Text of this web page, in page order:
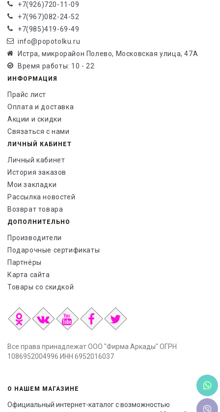
+7(926)720-11-09
+7(967)082-24-52
+7(985)419-69-49
info@popotolku.ru
Истра, микрорайон Полево, Московская улица, 47А
Время работы: 10 - 22
ИНФОРМАЦИЯ
Прайс лист
Оплата и доставка
Акции и скидки
Связаться с нами
ЛИЧНЫЙ КАБИНЕТ
Личный кабинет
История заказов
Мои закладки
Рассылка новостей
Возврат товара
ДОПОЛНИТЕЛЬНО
Производители
Подарочные сертификаты
Партнёры
Карта сайта
Товары со скидкой
Все права принадлежат ООО "Фирма Аркады" ОГРН
1086952004996 ИНН 6952016037
О НАШЕМ МАГАЗИНЕ
Официальный интернет-каталог с возможностью